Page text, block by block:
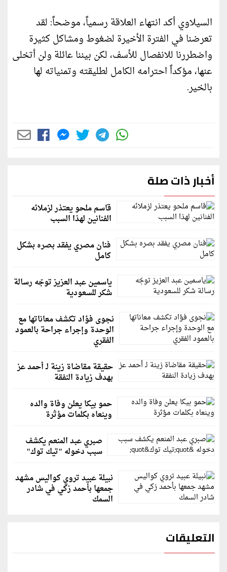
السيلاوي أكد انتهاء العلاقة رسمياً، موضحاً: لقد
تعرضنا في الفترة الأخيرة لضغوط ومشاكل كثيرة
واضطررنا للانفصال للأسف، لكن بيننا عائلة ولن أتخلى
عنها، مؤكداً احترامه الكامل لطليقته وتمنياته لها
بالخير.
أخبار ذات صلة
قاسم ملحو يعتذر لزملائه
الفنانين لهذا السبب
فنان مصري يفقد بصره بشكل
كامل
ياسمين عبد العزيز توجّه رسالة
شكر للسعودية
نجوى فؤاد تكشف معاناتها مع
الوحدة وإجراء جراحة بالعمود
الفقري
حقيقة مقاضاة زينة لـ أحمد عز
بهدف زيادة النفقة
حمو بيكا يعلن وفاة والده
وينعاه بكلمات مؤثرة
صبري عبد المنعم يكشف
سبب دخوله "تيك توك"
نبيلة عبيد تروي كواليس مشهد
جمعها بأحمد زكي في شادر
السمك
التعليقات